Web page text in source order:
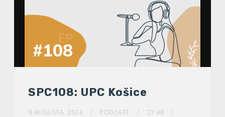
SPC108: UPC Košice
8 AUGUSTA, 2024 PODCAST
27:48